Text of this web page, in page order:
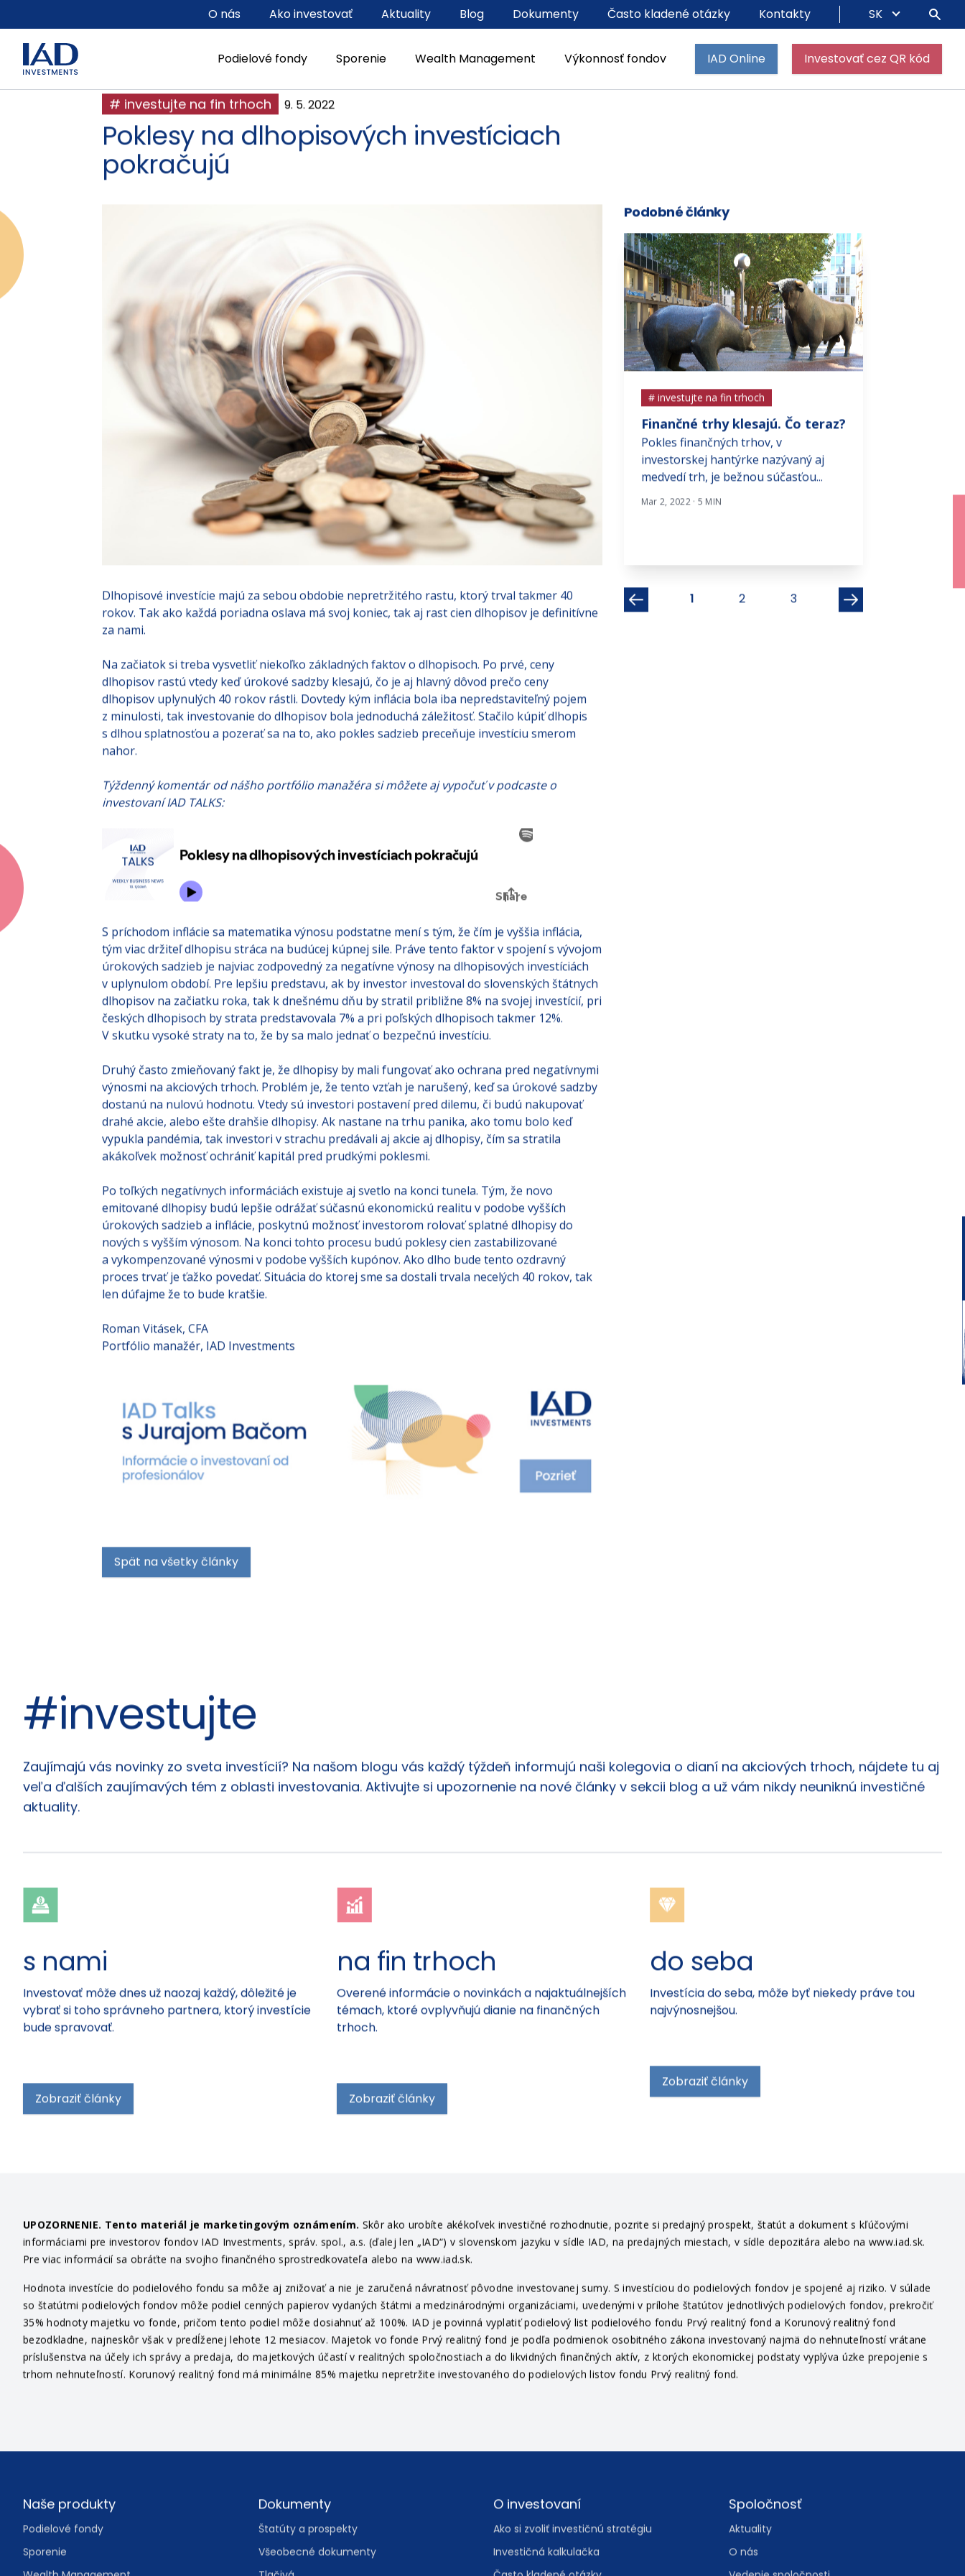
Podielové fondy Sporenie Wealth Management Výkonnosť fondov IAD Online Investovať cez QR kód
O nás Ako investovať Aktuality Blog Dokumenty Často kladené otázky Kontakty SK
# investujte na fin trhoch 9. 5. 2022
Poklesy na dlhopisových investíciach
pokračujú
Dlhopisové investície majú za sebou obdobie nepretržitého rastu, ktorý trval takmer 40
rokov. Tak ako každá poriadna oslava má svoj koniec, tak aj rast cien dlhopisov je definitívne
za nami.
Na začiatok si treba vysvetliť niekoľko základných faktov o dlhopisoch. Po prvé, ceny
dlhopisov rastú vtedy keď úrokové sadzby klesajú, čo je aj hlavný dôvod prečo ceny
dlhopisov uplynulých 40 rokov rástli. Dovtedy kým inflácia bola iba nepredstaviteľný pojem
z minulosti, tak investovanie do dlhopisov bola jednoduchá záležitosť. Stačilo kúpiť dlhopis
s dlhou splatnosťou a pozerať sa na to, ako pokles sadzieb preceňuje investíciu smerom
nahor.
Týždenný komentár od nášho portfólio manažéra si môžete aj vypočuť v podcaste o
S príchodom inflácie sa matematika výnosu podstatne mení s tým, že čím je vyššia inflácia,
tým viac držiteľ dlhopisu stráca na budúcej kúpnej sile. Práve tento faktor v spojení s vývojom
úrokových sadzieb je najviac zodpovedný za negatívne výnosy na dlhopisových investíciách
v uplynulom období. Pre lepšiu predstavu, ak by investor investoval do slovenských štátnych
dlhopisov na začiatku roka, tak k dnešnému dňu by stratil približne 8% na svojej investícií, pri
českých dlhopisoch by strata predstavovala 7% a pri poľských dlhopisoch takmer 12%.
V skutku vysoké straty na to, že by sa malo jednať o bezpečnú investíciu.
Druhý často zmieňovaný fakt je, že dlhopisy by mali fungovať ako ochrana pred negatívnymi
výnosmi na akciových trhoch. Problém je, že tento vzťah je narušený, keď sa úrokové sadzby
dostanú na nulovú hodnotu. Vtedy sú investori postavení pred dilemu, či budú nakupovať
drahé akcie, alebo ešte drahšie dlhopisy. Ak nastane na trhu panika, ako tomu bolo keď
vypukla pandémia, tak investori v strachu predávali aj akcie aj dlhopisy, čím sa stratila
Po toľkých negatívnych informáciách existuje aj svetlo na konci tunela. Tým, že novo
emitované dlhopisy budú lepšie odrážať súčasnú ekonomickú realitu v podobe vyšších
úrokových sadzieb a inflácie, poskytnú možnosť investorom rolovať splatné dlhopisy do
nových s vyšším výnosom. Na konci tohto procesu budú poklesy cien zastabilizované
a vykompenzované výnosmi v podobe vyšších kupónov. Ako dlho bude tento ozdravný
proces trvať je ťažko povedať. Situácia do ktorej sme sa dostali trvala necelých 40 rokov, tak
Roman Vitásek, CFA
Podobné články
Hodnota akcií Muskovej Tesly
sa prepadá
Akcie spoločnosti Tesla, ktorej
majiteľom je Elon Musk, znova padli.
Americký miliardár v...
Dec 27, 2022 · 5 MIN
# investujte na fin trhoch
Finančné trhy klesajú. Čo teraz?
Pokles finančných trhov, v
investorskej hantýrke nazývaný aj
medvedí trh, je bežnou súčasťou...
#investujte
Články
Zaujímajú vás novinky zo sveta investícií? Na našom blogu vás každý týždeň informujú naši kolegovia o dianí na akciových trhoch, nájdete tu aj
veľa ďalších zaujímavých tém z oblasti investovania. Aktivujte si upozornenie na nové články v sekcii blog a už vám nikdy neuniknú investičné
s nami
Investovať môže dnes už naozaj každý, dôležité je
vybrať si toho správneho partnera, ktorý investície
na fin trhoch
Overené informácie o novinkách a najaktuálnejších
témach, ktoré ovplyvňujú dianie na finančných
do seba
Investícia do seba, môže byť niekedy práve tou
UPOZORNENIE. Tento materiál je marketingovým oznámením.Skôr ako urobíte akékoľvek investičné rozhodnutie, pozrite si predajný prospekt, štatút a dokument s kľúčovými
informáciami pre investorov fondov IAD Investments, správ. spol., a.s. (ďalej len „IAD“) v slovenskom jazyku v sídle IAD, na predajných miestach, v sídle depozitára alebo na www.iad.sk.
Pre viac informácií sa obráťte na svojho finančného sprostredkovateľa alebo na www.iad.sk.
Hodnota investície do podielového fondu sa môže aj znižovať a nie je zaručená návratnosť pôvodne investovanej sumy. S investíciou do podielových fondov je spojené aj riziko. V súlade
so štatútmi podielových fondov môže podiel cenných papierov vydaných štátmi a medzinárodnými organizáciami, uvedenými v prílohe štatútov jednotlivých podielových fondov, prekročiť
35% hodnoty majetku vo fonde, pričom tento podiel môže dosiahnuť až 100%. IAD je povinná vyplatiť podielový list podielového fondu Prvý realitný fond a Korunový realitný fond
bezodkladne, najneskôr však v predĺženej lehote 12 mesiacov. Majetok vo fonde Prvý realitný fond je podľa podmienok osobitného zákona investovaný najmä do nehnuteľností vrátane
príslušenstva na účely ich správy a predaja, do majetkových účastí v realitných spoločnostiach a do likvidných finančných aktív, z ktorých ekonomickej podstaty vyplýva úzke prepojenie s
Footer
Naše produkty
Podielové fondy
Dokumenty
Štatúty a prospekty
O investovaní
Ako si zvoliť investičnú stratégiu
Spoločnosť
Aktuality